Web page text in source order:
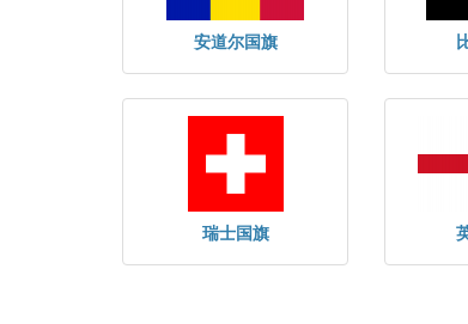
安道尔国旗
瑞士国旗